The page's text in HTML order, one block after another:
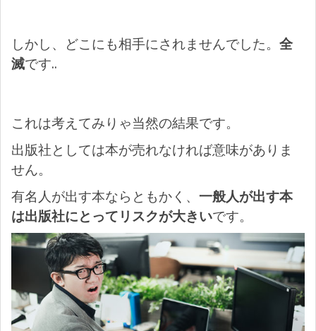
しかし、どこにも相手にされませんでした。 全
滅です..
これは考えてみりゃ当然の結果です。
出版社としては本が売れなければ意味がありま
せん。
有名人が出す本ならともかく、 一般人が出す本
は出版社にとってリスクが大きいです。